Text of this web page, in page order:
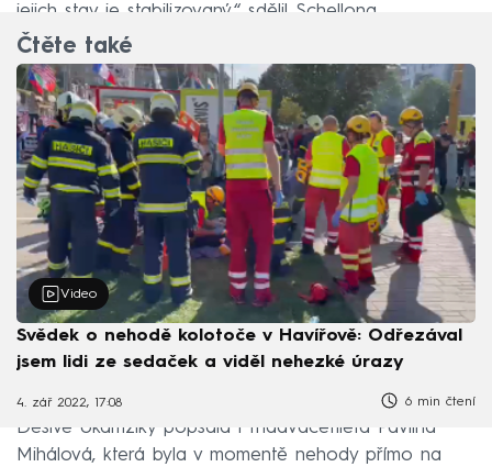
jejich stav je stabilizovaný,“ sdělil Schellong.
Čtěte také
Video
Svědek o nehodě kolotoče v Havířově: Odřezával
jsem lidi ze sedaček a viděl nehezké úrazy
4. zář 2022, 17:08 6 min čtení
Děsivé okamžiky popsala i třiadvacetiletá Pavlína
Mihálová, která byla v momentě nehody přímo na